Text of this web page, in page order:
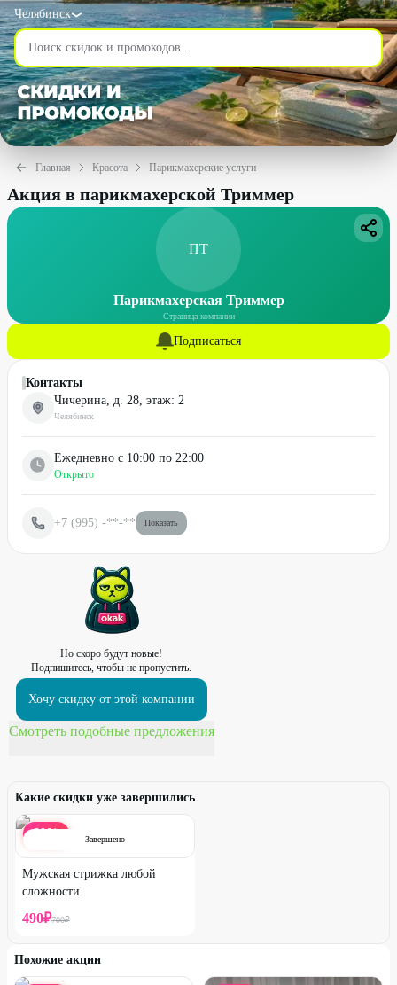
Челябинск
Главная Красота Парикмахерские услуги
Акция в парикмахерской Триммер
ПТ
Парикмахерская Триммер
Страница компании
Подписаться
Контакты
Чичерина, д. 28, этаж: 2
Челябинск
Ежедневно с 10:00 по 22:00
Открыто
+7 (995) -**-** Показать
Но скоро будут новые!
Подпишитесь, чтобы не пропустить.
Хочу скидку от этой компании
Смотреть подобные предложения
Какие скидки уже завершились
Завершено
30%
Мужская стрижка любой
сложности
490₽700₽
Похожие акции